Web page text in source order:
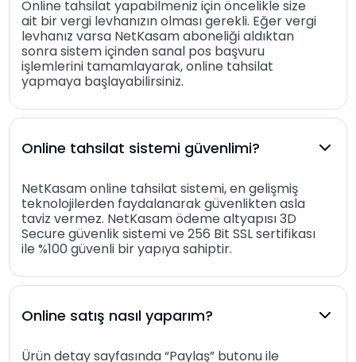
Online tahsilat yapabilmeniz için öncelikle size
ait bir vergi levhanızın olması gerekli. Eğer vergi
levhanız varsa NetKasam aboneliği aldıktan
sonra sistem içinden sanal pos başvuru
işlemlerini tamamlayarak, online tahsilat
yapmaya başlayabilirsiniz.
Online tahsilat sistemi güvenlimi?
NetKasam online tahsilat sistemi, en gelişmiş
teknolojilerden faydalanarak güvenlikten asla
taviz vermez. NetKasam ödeme altyapısı 3D
Secure güvenlik sistemi ve 256 Bit SSL sertifikası
ile %100 güvenli bir yapıya sahiptir.
Online satış nasıl yaparım?
Ürün detay sayfasında “Paylaş” butonu ile